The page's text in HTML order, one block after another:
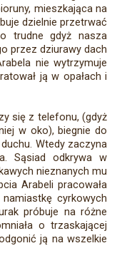
mieszkająca na
dzielnie przetrwać
trudne gdyż nasza
przez dziurawy dach
nie wytrzymuje
ją w opałach i
się z telefonu, (gdyż
w oko), biegnie do
Wtedy zaczyna
Sąsiad odkrywa w
nieznanych mu
Arabeli pracowała
cyrkowych
próbuje na różne
o trzaskającej
ją na wszelkie